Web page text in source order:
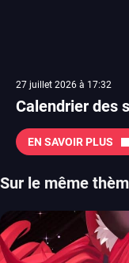
27 juillet 2026 à 17:32
Calendrier des
EN SAVOIR PLUS
Sur le même